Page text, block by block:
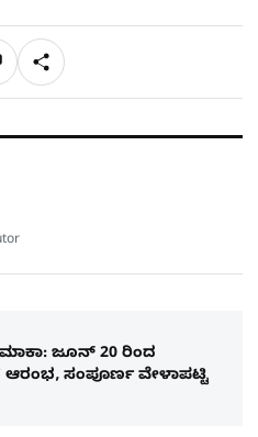
S
h
a
ಜೂನ್ 20 ರಿಂದ
ಸಂಪೂರ್ಣ ವೇಳಾಪಟ್ಟಿ